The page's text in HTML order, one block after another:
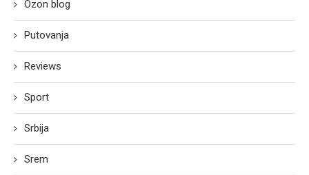
Ozon blog
Putovanja
Reviews
Sport
Srbija
Srem